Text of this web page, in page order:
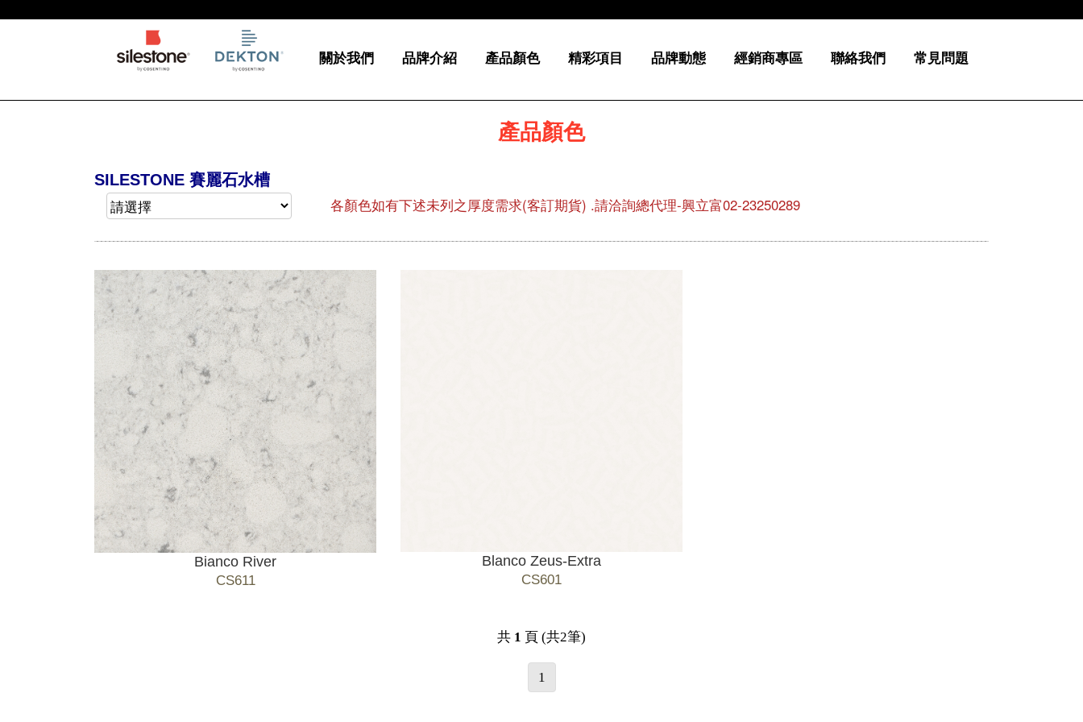
關於我們 品牌介紹 產品顏色 精彩項目 品牌動態 經銷商專區 聯絡我們 常見問題
產品顏色
SILESTONE 賽麗石水槽
各顏色如有下述未列之厚度需求(客訂期貨) .請洽詢總代理-興立富02-23250289
Bianco River
CS611
Blanco Zeus-Extra
CS601
共 1 頁 (共2筆)
1